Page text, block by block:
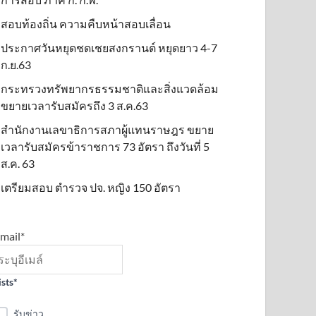
สอบท้องถิ่น ความคืบหน้าสอบเลื่อน
ประกาศวันหยุดชดเชยสงกรานต์ หยุดยาว 4-7
ก.ย.63
กระทรวงทรัพยากรธรรมชาติและสิ่งแวดล้อม
ขยายเวลารับสมัครถึง 3 ส.ค.63
สำนักงานเลขาธิการสภาผู้แทนราษฎร ขยาย
เวลารับสมัครข้าราชการ 73 อัตรา ถึงวันที่ 5
ส.ค. 63
เตรียมสอบ ตำรวจ ปจ. หญิง 150 อัตรา
รับข่าว